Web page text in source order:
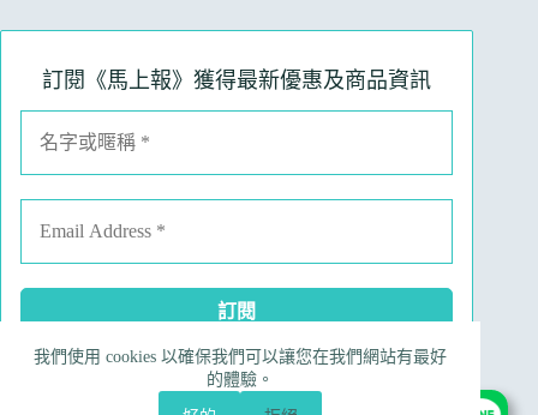
我們使用 cookies 以確保我們可以讓您在我們網站有最好
的體驗。
訂閱《馬上報》獲得最新優惠及商品資訊
Facebook Instagram Line
電子郵件
電話號碼